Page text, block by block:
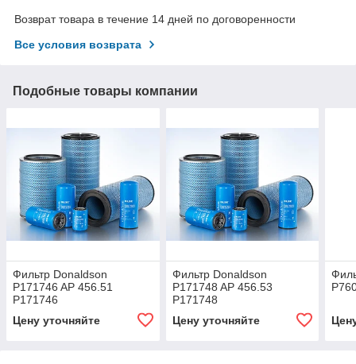
Возврат товара в течение 14 дней по договоренности
Все условия возврата
Подобные товары компании
Фильтр Donaldson
P171746 AP 456.51
P171746
Цену уточняйте
Фильтр Donaldson
P171748 AP 456.53
P171748
Цену уточняйте